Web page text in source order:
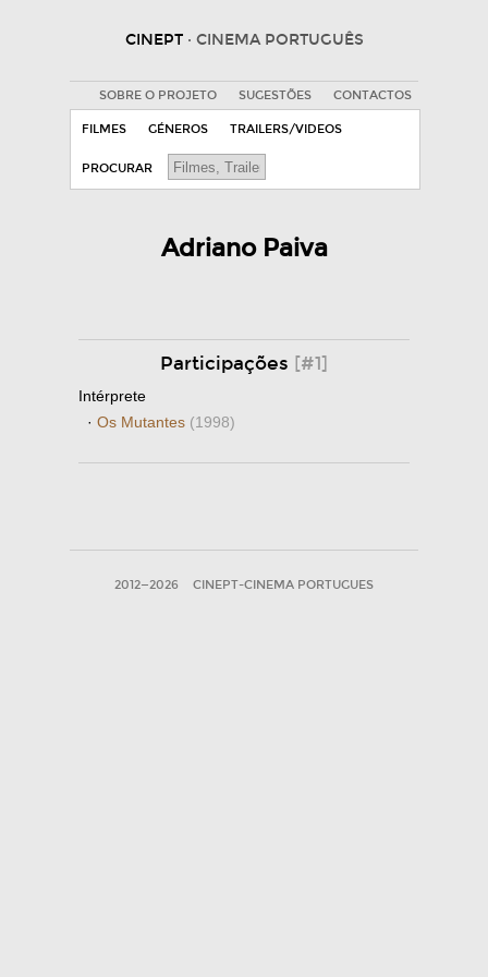
CINEPT · CINEMA PORTUGUÊS
SOBRE O PROJETO SUGESTÕES CONTACTOS
FILMES GÉNEROS TRAILERS/VIDEOS
PROCURAR
Adriano Paiva
Participações [#1]
Intérprete
· Os Mutantes (1998)
2012—2026 CINEPT-CINEMA PORTUGUES